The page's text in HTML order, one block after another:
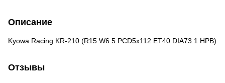
Описание
Kyowa Racing KR-210 (R15 W6.5 PCD5x112 ET40 DIA73.1 HPB)
Отзывы